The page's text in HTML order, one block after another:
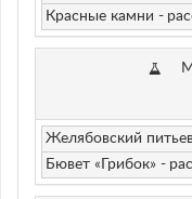
Красные камни -
Желябовский
Бювет «Грибок» -